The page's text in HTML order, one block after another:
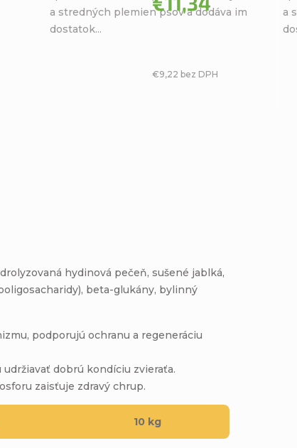
a stredných plemien psov a dodáva im
dostatok...
hviezdičiek.
€9,22 bez DPH
a
hydinová pečeň, sušené jablká,
beta-glukány, bylinný
podporujú ochranu a regeneráciu
dobrú kondíciu zvieraťa.
zaisťuje zdravý chrup.
10 kg